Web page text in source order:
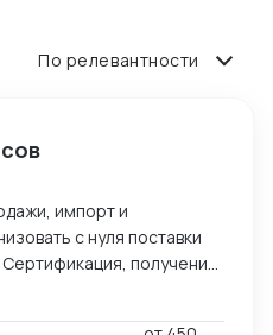
По релевантности
импорт и
с нуля поставки
получение
ГЛОНАСС.
Кореи.